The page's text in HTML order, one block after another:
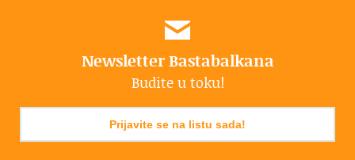
Newsletter Bastabalkana
Budite u toku!
Prijavite se na listu sada!